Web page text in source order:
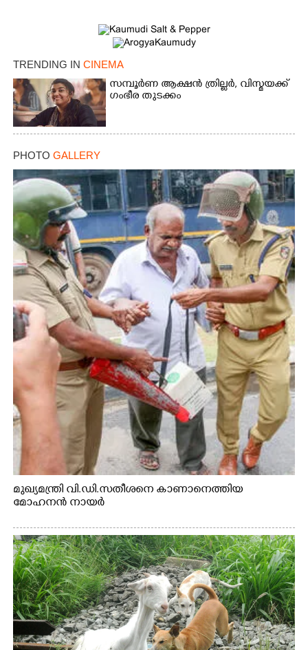
TRENDING IN CINEMA
സമ്പൂർണ ആക്ഷൻ ത്രില്ലർ,​ വിസ്മയക്ക്
ഗംഭീര തുടക്കം
PHOTO GALLERY
മുഖ്യമന്ത്രി വി.ഡി.സതീശനെ കാണാനെത്തിയ
മോഹനൻ നായർ